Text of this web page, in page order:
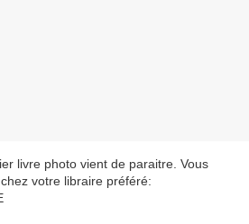
livre photo vient de paraitre. Vous
votre libraire préféré: